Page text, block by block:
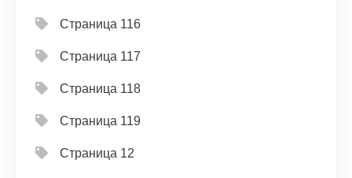
Страница 116
Страница 117
Страница 118
Страница 119
Страница 12